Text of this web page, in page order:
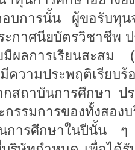
บการนั้น ผู้ขอรับทุน
ะกาศนียบัตรวิชาชีพ
ผลการเรียนสะสม
วามประพฤติเรียบร้
กสถาบันการศึกษา
รรมการของทั้งสอง
การศึกษาในปีนั้น ๆ